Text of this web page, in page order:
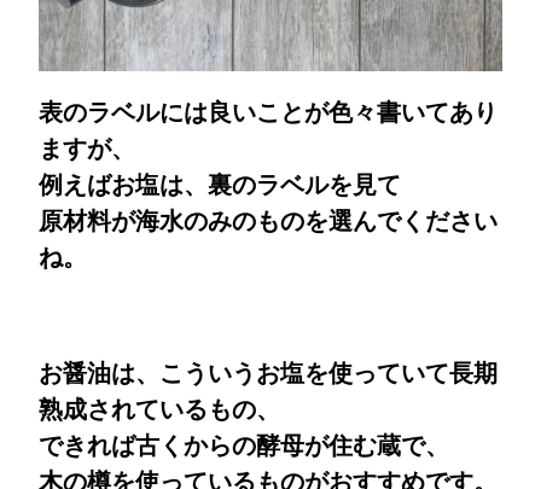
表のラベルには良いことが色々書いてあり
ますが、
例えばお塩は、裏のラベルを見て
原材料が海水のみのものを選んでください
ね。
お醤油は、こういうお塩を使っていて長期
熟成されているもの、
できれば古くからの酵母が住む蔵で、
木の樽を使っているものがおすすめです。